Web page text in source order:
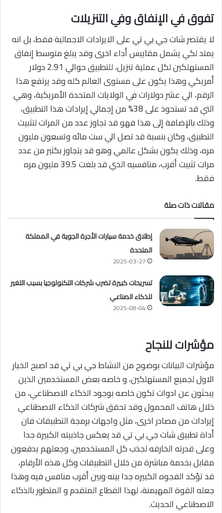
تفوق في الإنفاق وفي التنزيلات
لا يقتصر شات جي بي تي على الايرادات الاجمالية فقط، بل انه
يمتد لكي يشمل مقاييس أداء اخرى وقد يبلغ متوسط إنفاق
المستهلكين لكل عملية تنزيل، للتطبيق حوالي 2.91 دولار
أمريكي وهذا يكون على مستوى العالم كله وقد يرتفع هذا
الرقم، الي عشر دولارات في الولايات المتحدة الأمريكية، وهي
التي قد تستحوذ على 38% من إجمالي إيرادات هذا التطبيق،
وذلك بالإضافة إلى هذا فهو قد تجاوز عدد من المرات لتثبيت
التطبيق، وكان بنسبة قد تصل الي ست مائه وتسعون مليون
مره، وذلك يكون بشكل عالمي وهو قد يتجاوز بكثير من عدد
مرات تثبيت أقرب، منافسيه الذي قد بلغت 39.5 مليون مره
فقط.
مقالات ذات صلة
إطلاق خدمة سيارات الأجرة الجوية في المملكة
المتحدة
2025-03-27
تسريحات كبيرة تضرب شركات التكنولوجيا بسبب التغير
للذكاء الصناعي
2025-08-04
مؤشرات للنجاح
مؤشرات البيانات بوضوح من النشاط جي بي تي قد اصبح الخيار
الاول لجميع المستهلكين، و خاصه بعض المستخدمين الذين
يبحثون عن ادوات تكون خاصه بوجود الذكاء الاصطناعي، من
خلال هاتف المحمول وقد تحقق شركات الذكاء الاصطناعي
إيرادات من مصادر اخرى، مثل واجهات برمجة التطبيقات فان
أداة تطبيق شات جي بي تي قد يعكس جاذبيته الكبيرة جدا
وعلى قدرته الخارقه لجذب كل المستخدمين، وجعلهم يدفعون
مقابل بخدمة مباشرة من خلال التطبيقات وكل هذه الأرقام،
قد تؤكد الفجوه الكبيره جدا بينه وبين أقرب منافس فيه وهذا
جعله القوة المهيمنة، لهذا القطاع المتقدم و المتطور بالذكاء
الاصطناعي الحديث.